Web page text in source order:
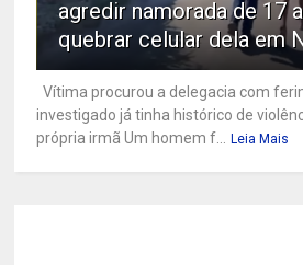
agredir namorada de 17
quebrar celular dela em
Vítima procurou a delegacia com
investigado já tinha histórico de
própria irmã Um homem f... Leia Mais